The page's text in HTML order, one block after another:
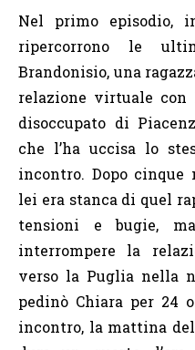
Nel primo episodio,
ripercorrono le
Brandonisio, una
relazione virtuale con
disoccupato di
che l’ha uccisa lo
incontro. Dopo
lei era stanca di quel
tensioni e bugie,
interrompere la
verso la Puglia nella
pedinò Chiara per 24
incontro, la mattina